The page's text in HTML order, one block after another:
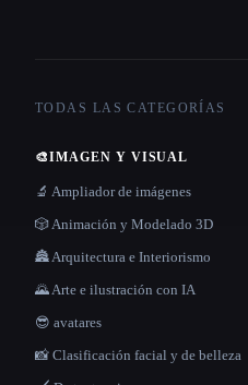
TODAS LAS CATEGORÍAS
🎨IMAGEN Y VISUAL
🔬 Ampliador de imágenes
🎲 Animación y Modelado 3D
🏯 Arquitectura e Interiorismo
🌄 Arte e ilustración con IA
😎 avatares
📸 Clasificación facial y de belleza